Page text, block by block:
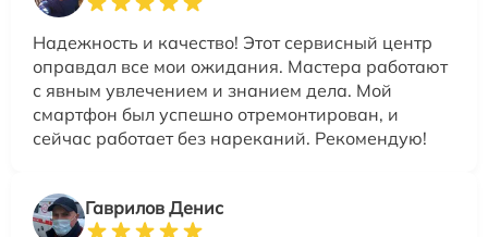
Надежность и качество! Этот сервисный центр
оправдал все мои ожидания. Мастера работают
с явным увлечением и знанием дела. Мой
смартфон был успешно отремонтирован, и
сейчас работает без нареканий. Рекомендую!
Гаврилов Денис